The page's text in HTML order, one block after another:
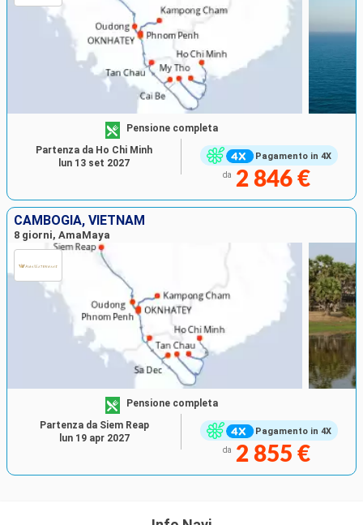
Pagamento in 4X
Pensione completa
da 2 846 €
Partenza da Ho Chi Minh
lun 13 set 2027
CAMBOGIA, VIETNAM
8 giorni, AmaMaya
Pagamento in 4X
Pensione completa
da 2 855 €
Partenza da Siem Reap
lun 19 apr 2027